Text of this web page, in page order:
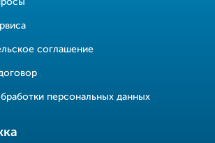
соглашение
персональных данных